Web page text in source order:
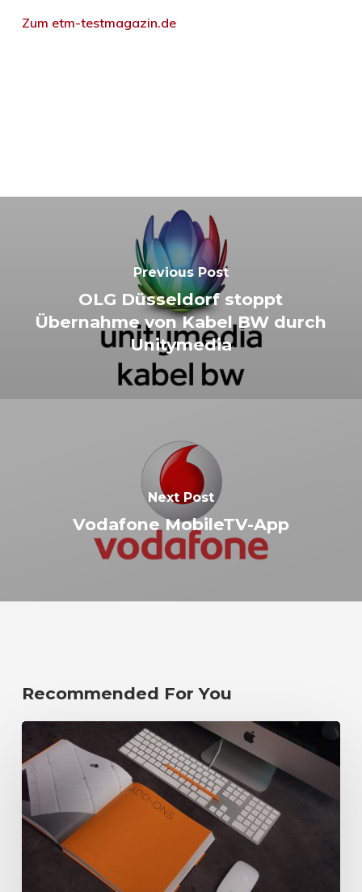
Zum etm-testmagazin.de
Previous Post
OLG Düsseldorf stoppt
Übernahme von Kabel BW durch
Unitymedia
Next Post
Vodafone MobileTV-App
Recommended For You